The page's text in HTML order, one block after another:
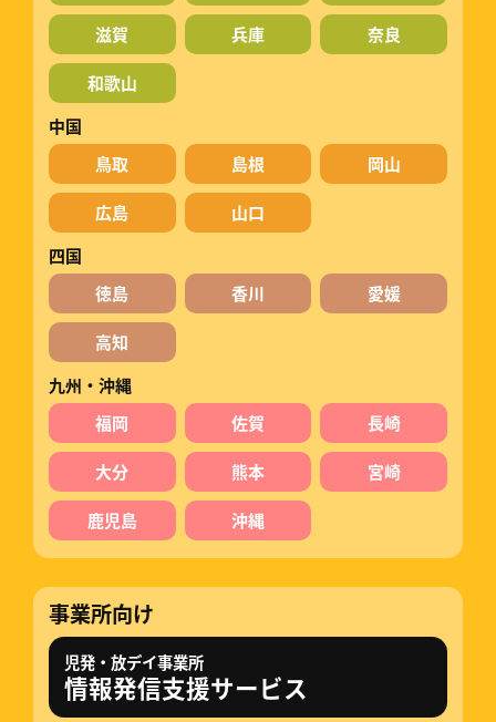
滋賀 兵庫 奈良
和歌山
中国
鳥取
島根 岡山
広島
山口
四国
徳島
香川 愛媛
高知
九州・沖縄
福岡
佐賀 長崎
大分 熊本 宮崎
鹿児島 沖縄
事業所向け
児発・放デイ事業所
情報発信支援サービス